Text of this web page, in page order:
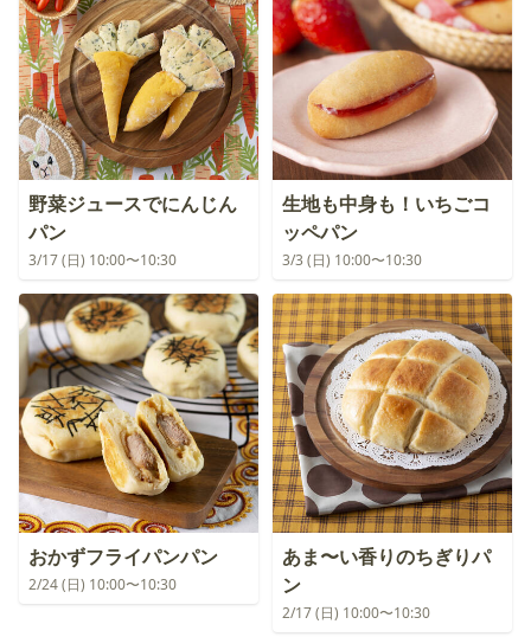
野菜ジュースでにんじん
パン
3/17 (日) 10:00〜10:30
生地も中身も！いちごコ
ッペパン
3/3 (日) 10:00〜10:30
おかずフライパンパン
2/24 (日) 10:00〜10:30
あま〜い香りのちぎりパ
ン
2/17 (日) 10:00〜10:30